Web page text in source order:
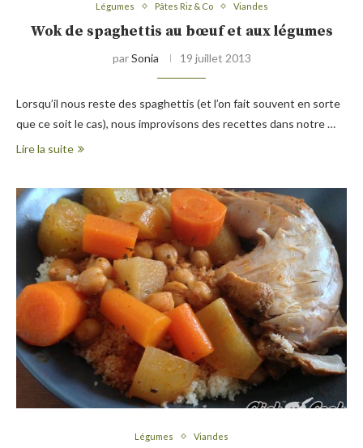
Légumes Pâtes Riz & Co Viandes
Wok de spaghettis au bœuf et aux légumes
parSonia 19 juillet 2013
Lorsqu’il nous reste des spaghettis (et l’on fait souvent en sorte
que ce soit le cas), nous improvisons des recettes dans notre …
Lire la suite
Légumes Viandes